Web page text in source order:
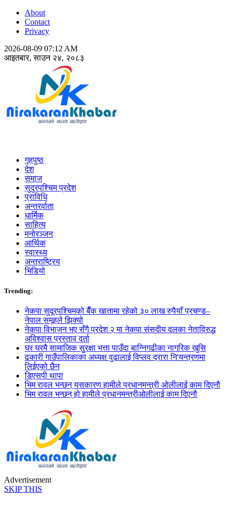
About
Contact
Privacy
2026-08-09 07:12 AM
आइतबार, साउन २४, २०८३
गृहपुष्ठ
देश
समाज
सुदुरपश्चिम प्रदेश
प्राविधि
अन्तरर्वाता
धार्मिक
साहित्य
मनोरञ्जन
आर्थिक
स्वास्थ्य
अन्तराष्ट्रिय
भिडियो
Trending:
नेकपा सुदूरपश्चिमको बैँक खातामा रहेको ३० लाख रुपैयाँ प्रचण्ड–
नेपाल समूहले झिक्य‍ो
नेकपा विभाजन भए सँगै प्रदेश २ मा नेकपा संसदीय दलका नेताविरुद्ध
अविश्वास प्रस्ताव दर्ता
घर घरमै सामाजिक सुुरक्षा भत्ता पाउँदा बान्निगढीका नागरिक खुसि
ढकारी गाउँपालिकाका अध्यक्ष वुढालाई विप्लव द्रारा नि'यन्त्रणमा
लिईएको छैन
डिएसपी थापा
भिम रावल भन्छन् यसकारण हामीले प्रधानमन्त्री ओलीलाई काम दिएनौ
भिम रावल भन्छन् हो हामीले प्रधानमन्त्रीओलीलाई काम दिएनौ
Advertisement
SKIP THIS